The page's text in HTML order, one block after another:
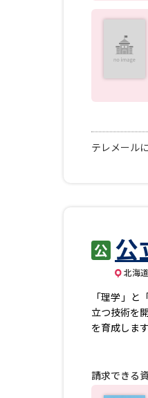
テレメール
公
北海道
「理学」
立つ技術を
を育成します
請求できる